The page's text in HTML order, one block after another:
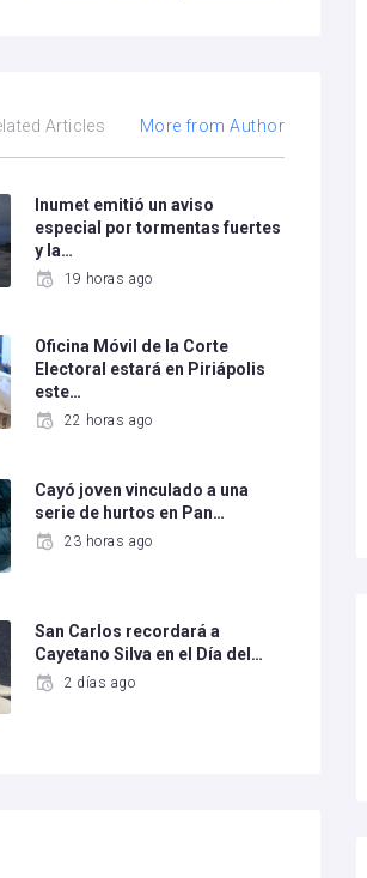
Articles More from Author
Inumet emitió un aviso
especial por tormentas fuertes
y la…
19 horas ago
Oficina Móvil de la Corte
Electoral estará en Piriápolis
este…
22 horas ago
Cayó joven vinculado a una
serie de hurtos en Pan…
23 horas ago
San Carlos recordará a
Cayetano Silva en el Día del…
2 días ago